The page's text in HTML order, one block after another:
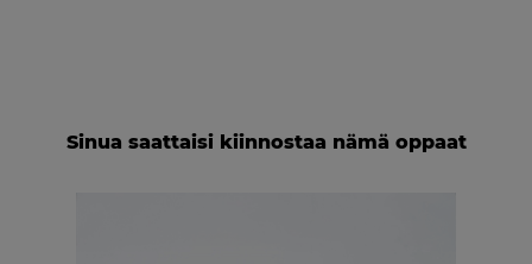
Sinua saattaisi kiinnostaa nämä oppaat